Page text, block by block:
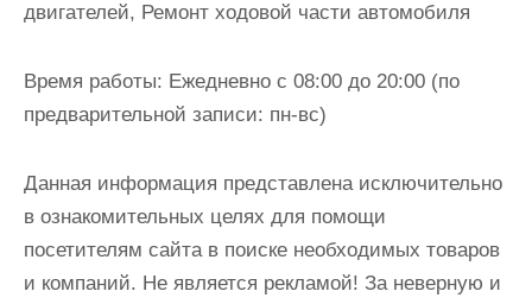
двигателей, Ремонт ходовой части автомобиля
Время работы: Ежедневно с 08:00 до 20:00 (по
предварительной записи: пн-вс)
Данная информация представлена исключительно
в ознакомительных целях для помощи
посетителям сайта в поиске необходимых товаров
и компаний. Не является рекламой! За неверную и